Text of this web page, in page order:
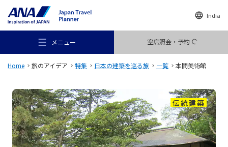
India
メニュー 空席照会・予約
おすすめの旅
Home 旅のアイデア 特集 日本の建築を巡る旅 一覧 本間美術館
伝統建築